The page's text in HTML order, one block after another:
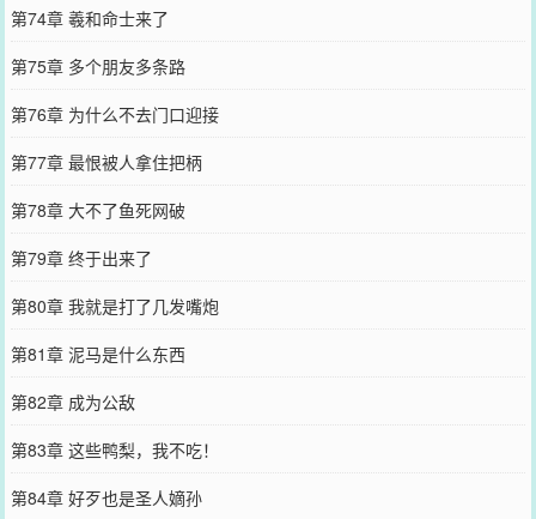
第74章 羲和命士来了
第75章 多个朋友多条路
第76章 为什么不去门口迎接
第77章 最恨被人拿住把柄
第78章 大不了鱼死网破
第79章 终于出来了
第80章 我就是打了几发嘴炮
第81章 泥马是什么东西
第82章 成为公敌
第83章 这些鸭梨，我不吃！
第84章 好歹也是圣人嫡孙